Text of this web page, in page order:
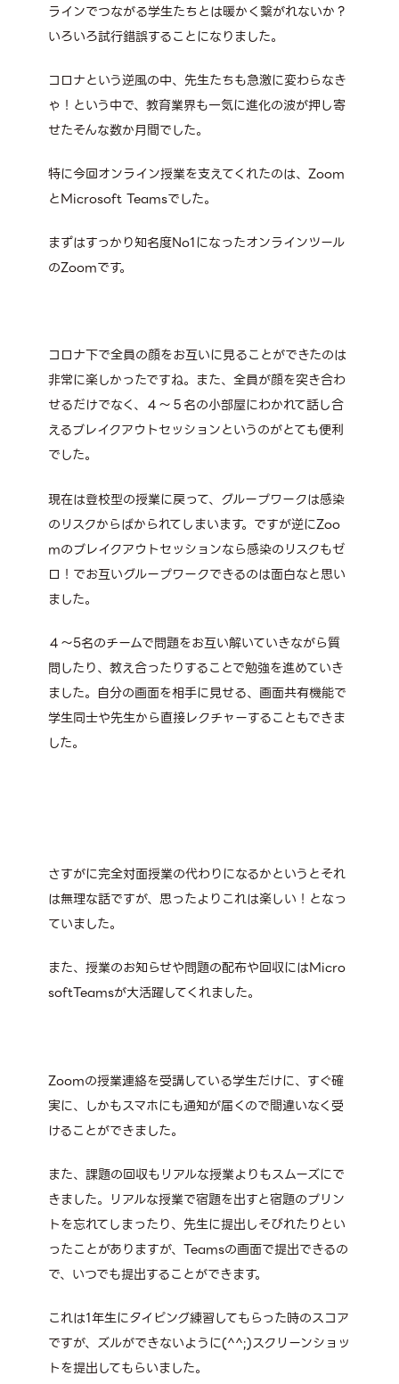
ラインでつながる学生たちとは暖かく繋がれないか？
いろいろ試行錯誤することになりました。
コロナという逆風の中、先生たちも急激に変わらなき
ゃ！という中で、教育業界も一気に進化の波が押し寄
せたそんな数か月間でした。
特に今回オンライン授業を支えてくれたのは、Zoom
とMicrosoft Teamsでした。
まずはすっかり知名度No1になったオンラインツール
のZoomです。
コロナ下で全員の顔をお互いに見ることができたのは
非常に楽しかったですね。また、全員が顔を突き合わ
せるだけでなく、４～５名の小部屋にわかれて話し合
えるブレイクアウトセッションというのがとても便利
でした。
現在は登校型の授業に戻って、グループワークは感染
のリスクからばかられてしまいます。ですが逆にZoo
mのブレイクアウトセッションなら感染のリスクもゼ
ロ！でお互いグループワークできるのは面白なと思い
ました。
４～5名のチームで問題をお互い解いていきながら質
問したり、教え合ったりすることで勉強を進めていき
ました。自分の画面を相手に見せる、画面共有機能で
学生同士や先生から直接レクチャーすることもできま
した。
さすがに完全対面授業の代わりになるかというとそれ
は無理な話ですが、思ったよりこれは楽しい！となっ
ていました。
また、授業のお知らせや問題の配布や回収にはMicro
softTeamsが大活躍してくれました。
Zoomの授業連絡を受講している学生だけに、すぐ確
実に、しかもスマホにも通知が届くので間違いなく受
けることができました。
また、課題の回収もリアルな授業よりもスムーズにで
きました。リアルな授業で宿題を出すと宿題のプリン
トを忘れてしまったり、先生に提出しそびれたりとい
ったことがありますが、Teamsの画面で提出できるの
で、いつでも提出することができます。
これは1年生にタイピング練習してもらった時のスコア
ですが、ズルができないように(^^;)スクリーンショッ
トを提出してもらいました。